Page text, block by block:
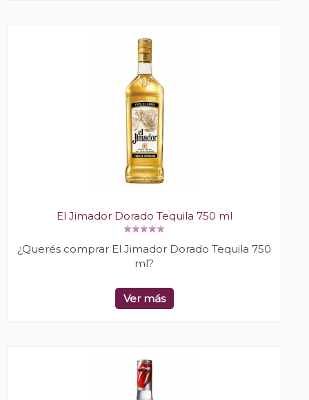
El Jimador Dorado Tequila 750 ml
¿Querés comprar El Jimador Dorado Tequila 750
ml?
Ver más